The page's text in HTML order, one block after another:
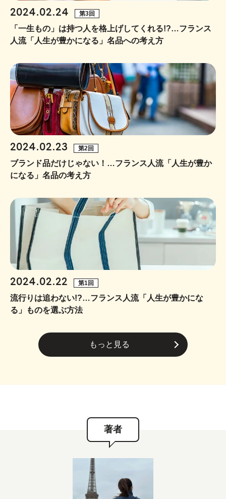
2024.02.24 第3回
「一生もの」は持つ人を格上げしてくれる!?…フランス
人流「人生が豊かになる」名品への考え方
2024.02.23 第2回
ブランド品だけじゃない！…フランス人流「人生が豊か
になる」名品の考え方
2024.02.22 第1回
流行りは追わない!?…フランス人流「人生が豊かにな
る」ものを選ぶ方法
もっと見る
著者